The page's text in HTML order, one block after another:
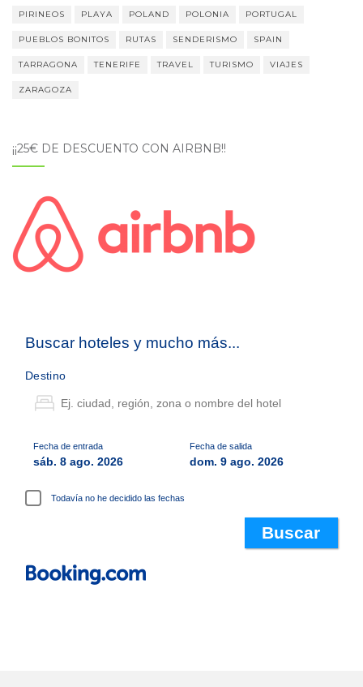
PIRINEOS PLAYA POLAND POLONIA PORTUGAL
PUEBLOS BONITOS RUTAS SENDERISMO SPAIN
TARRAGONA TENERIFE TRAVEL TURISMO VIAJES
ZARAGOZA
¡¡25€ DE DESCUENTO CON AIRBNB!!
Buscar hoteles y mucho más...
Destino
Fecha de entrada
sáb. 8 ago. 2026
Fecha de salida
dom. 9 ago. 2026
Todavía no he decidido las fechas